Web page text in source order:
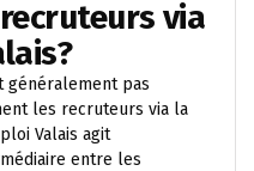
via
généralement pas
les recruteurs via la
Valais agit
entre les